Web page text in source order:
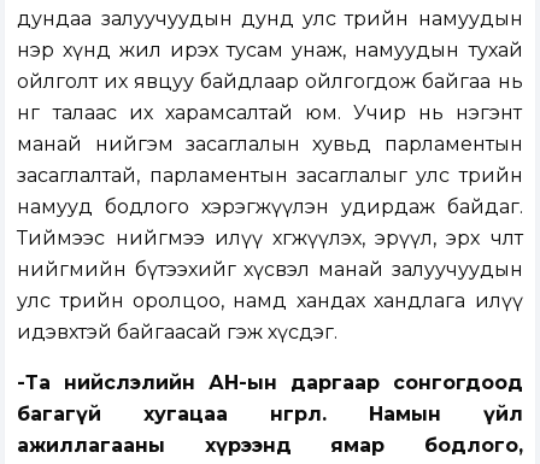
дундаа залуучуудын дунд улс төрийн намуудын
нэр хүнд жил ирэх тусам унаж, намуудын тухай
ойлголт их явцуу байдлаар ойлгогдож байгаа нь
нөгөө талаас их харамсалтай юм. Учир нь нэгэнт
манай нийгэм засаглалын хувьд парламентын
засаглалтай, парламентын засаглалыг улс төрийн
намууд бодлого хэрэгжүүлэн удирдаж байдаг.
Тиймээс нийгмээ илүү хөгжүүлэх, эрүүл, эрх чөлөөт
нийгмийн бүтээхийг хүсвэл манай залуучуудын
улс төрийн оролцоо, намд хандах хандлага илүү
идэвхтэй байгаасай гэж хүсдэг.
-Та нийслэлийн АН-ын даргаар сонгогдоод
багагүй хугацаа өнгөрлөө. Намын үйл
ажиллагааны хүрээнд ямар бодлого,